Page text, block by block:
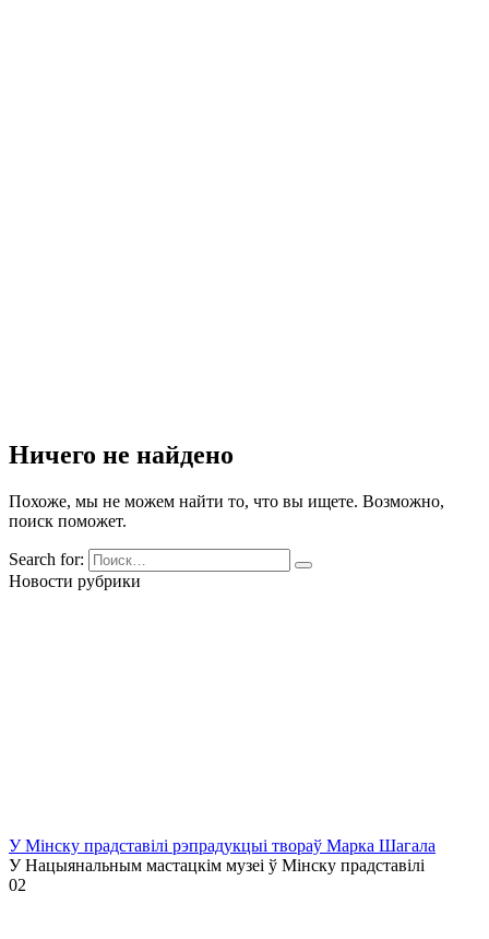
Ничего не найдено
Похоже, мы не можем найти то, что вы ищете. Возможно,
поиск поможет.
Search for:
Новости рубрики
У Мінску прадставілі рэпрадукцыі твораў Марка Шагала
У Нацыянальным мастацкім музеі ў Мінску прадставілі
02